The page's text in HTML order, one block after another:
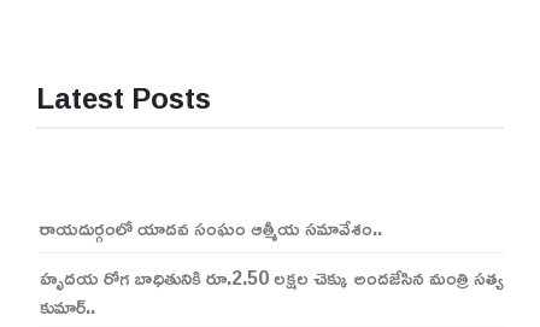
Latest Posts
రాయదుర్గంలో యాదవ సంఘం ఆత్మీయ సమావేశం..
హృదయ రోగ బాధితునికి రూ.2.50 లక్షల చెక్కు అందజేసిన మంత్రి సత్య
కుమార్..